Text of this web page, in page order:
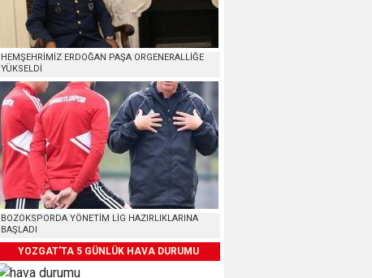
HEMŞEHRİMİZ ERDOĞAN PAŞA ORGENERALLİĞE
YÜKSELDİ
BOZOKSPORDA YÖNETİM LİG HAZIRLIKLARINA
BAŞLADI
YOZGAT'TA 5 GÜNLÜK HAVA DURUMU